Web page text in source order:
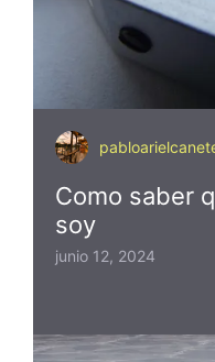
Como saber
soy
junio 12, 2024